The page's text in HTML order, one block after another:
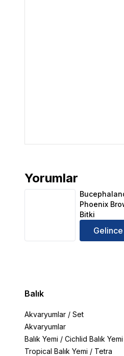
Yorumlar
Bucephalandra Brownie
Phoenix
Bitki
Balık
Akvaryumlar / Set
Akvaryumlar
Balık Yemi / Cichlid Balık Yemi
Tropical Balık Yemi / Tetra